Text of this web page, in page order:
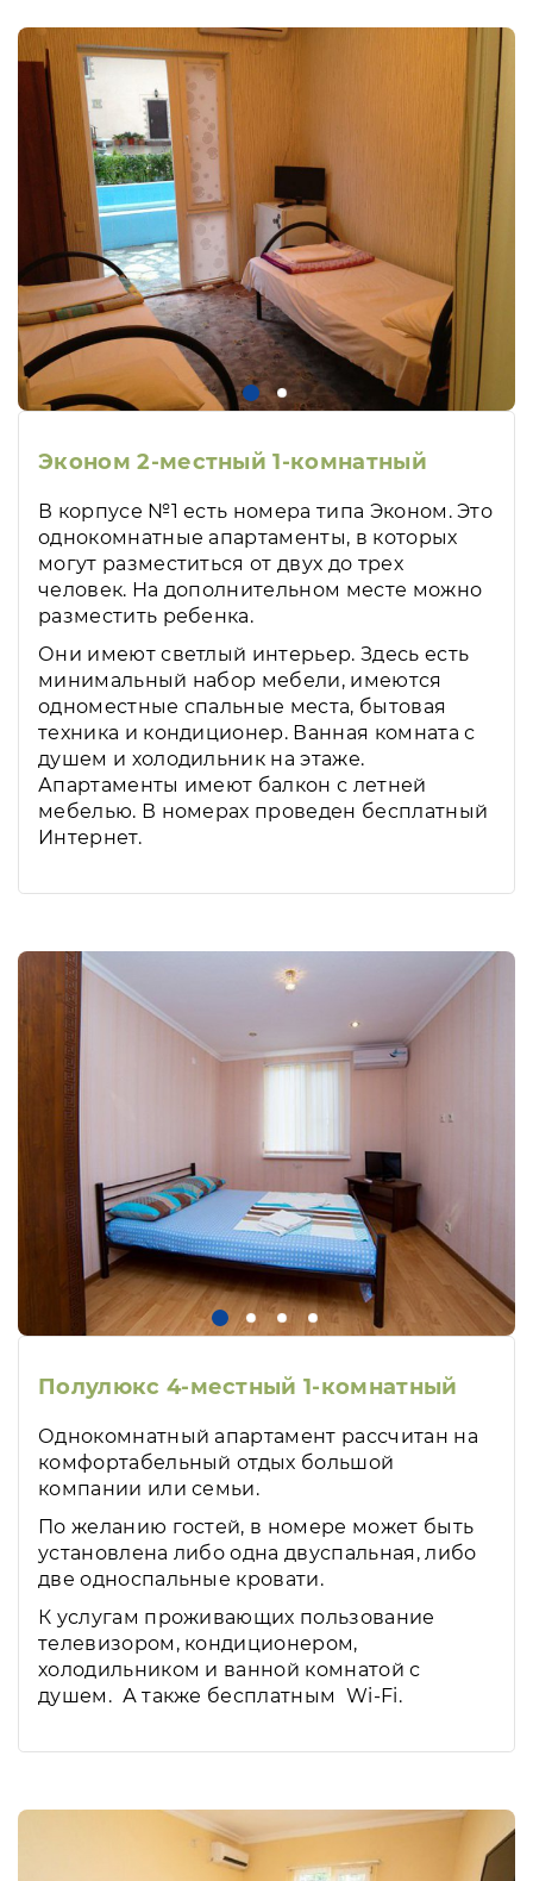
Эконом 2-местный 1-комнатный
В корпусе №1 есть номера типа Эконом. Это
однокомнатные апартаменты, в которых
могут разместиться от двух до трех
человек. На дополнительном месте можно
разместить ребенка.
Они имеют светлый интерьер. Здесь есть
минимальный набор мебели, имеются
одноместные спальные места, бытовая
техника и кондиционер. Ванная комната с
душем и холодильник на этаже.
Апартаменты имеют балкон с летней
мебелью. В номерах проведен бесплатный
Интернет.
Полулюкс 4-местный 1-комнатный
Однокомнатный апартамент рассчитан на
комфортабельный отдых большой
компании или семьи.
По желанию гостей, в номере может быть
установлена либо одна двуспальная, либо
две односпальные кровати.
К услугам проживающих пользование
телевизором, кондиционером,
холодильником и ванной комнатой с
душем. А также бесплатным Wi-Fi.